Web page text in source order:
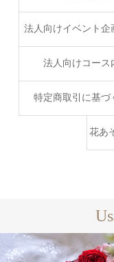
法人向けイベント企
クショップ・出張
法人向けコース
特定商取引に基づ
花あ